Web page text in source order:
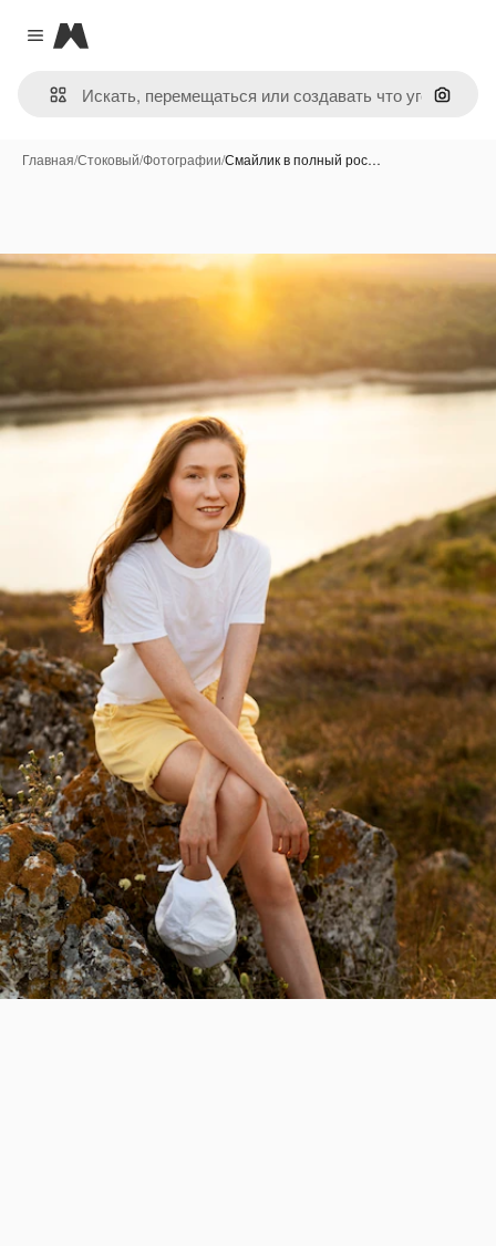
Close menu
Magnific
Поиск
Главная/Стоковый/Фотографии/Смайлик в полный рос…